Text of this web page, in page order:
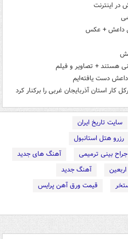
در اینترنت
داعش + عکس
هستند + تصاویر و فیلم
دست یافته‌ایم
کار استان آذربایجان غربی را برکنار کرد
سایت تاریخ ایران
رزرو هتل استانبول
بینی ترمیمی
آهنگ های جدید
آهنگ جدید
قیمت ورق آهن پرایس